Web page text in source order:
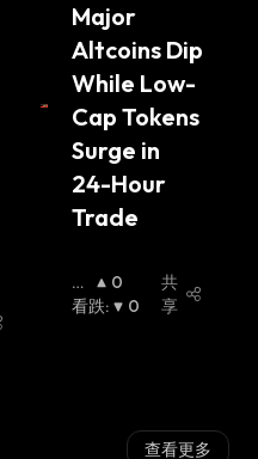
Major
Altcoins Dip
While Low-
Cap Tokens
Surge in
24-Hour
Trade
看
涨:
0
看跌: 0
共
享
查看更多